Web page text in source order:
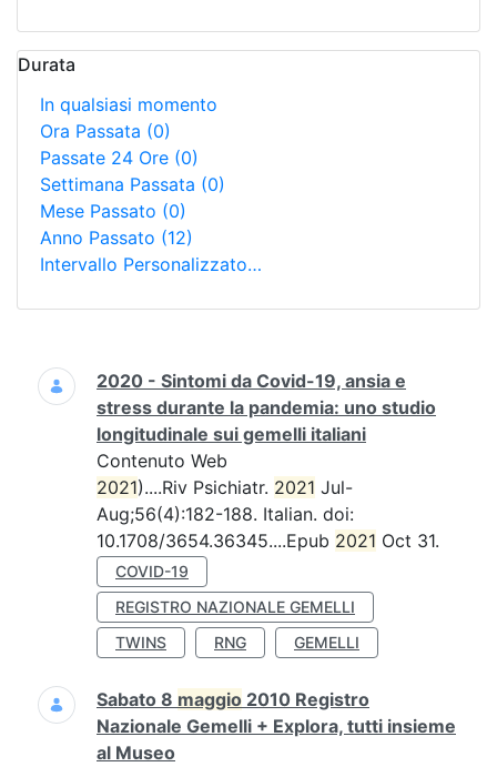
Durata
In qualsiasi momento
Ora Passata (0)
Passate 24 Ore (0)
Settimana Passata (0)
Mese Passato (0)
Anno Passato (12)
Intervallo Personalizzato…
Ricerca
2020 - Sintomi da Covid-19, ansia e
stress durante la pandemia: uno studio
longitudinale sui gemelli italiani
Contenuto Web
2021)....Riv Psichiatr. 2021 Jul-
Aug;56(4):182-188. Italian. doi:
10.1708/3654.36345....Epub 2021 Oct 31.
COVID-19
REGISTRO NAZIONALE GEMELLI
TWINS
RNG GEMELLI
Sabato 8 maggio 2010 Registro
Nazionale Gemelli + Explora, tutti insieme
al Museo